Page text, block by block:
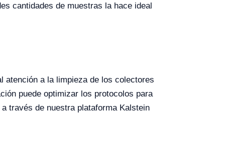
cantidades de muestras la hace ideal
atención a la limpieza de los colectores
puede optimizar los protocolos para
través de nuestra plataforma Kalstein